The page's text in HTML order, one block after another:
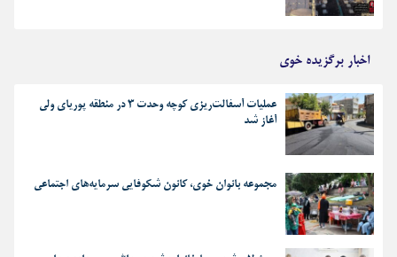
اخبار برگزیده خوی
عملیات آسفالت‌ریزی کوچه وحدت ۳ در منطقه پوریای ولی
آغاز شد
مجموعه بانوان خوی، کانون شکوفایی سرمایه‌های اجتماعی